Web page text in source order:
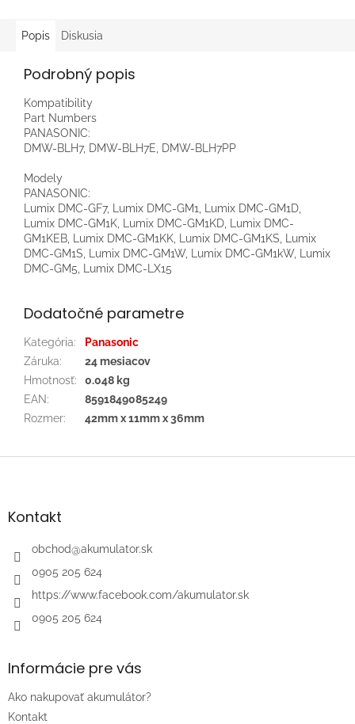
Popis Diskusia
Podrobný popis
Kompatibility
Part Numbers
PANASONIC:
DMW-BLH7, DMW-BLH7E, DMW-BLH7PP
Modely
PANASONIC:
Lumix DMC-GF7, Lumix DMC-GM1, Lumix DMC-GM1D,
Lumix DMC-GM1K, Lumix DMC-GM1KD, Lumix DMC-
GM1KEB, Lumix DMC-GM1KK, Lumix DMC-GM1KS, Lumix
DMC-GM1S, Lumix DMC-GM1W, Lumix DMC-GM1kW, Lumix
DMC-GM5, Lumix DMC-LX15
Dodatočné parametre
Kategória:
Panasonic
Záruka:
24 mesiacov
Hmotnosť:
0.048 kg
EAN:
8591849085249
Rozmer: 42mm x 11mm x 36mm
Z
äKontakt
obchod@akumulator.sk
0905 205 624
https://www.facebook.com/akumulator.sk
0905 205 624
Informácie pre vás
Ako nakupovať akumulátor?
Kontakt